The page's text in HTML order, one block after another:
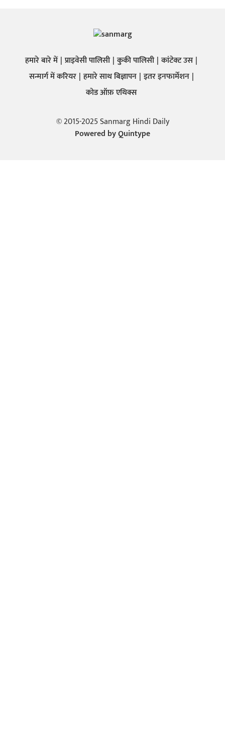
हमारे बारे में प्राइवेसी पालिसी कुकी पालिसी कांटेक्ट उस
सन्मार्ग में करियर हमारे साथ बिज्ञापन इतर इनफार्मेशन
कोड ऑफ़ एथिक्स
© 2015-2025 Sanmarg Hindi Daily
Powered byQuintype